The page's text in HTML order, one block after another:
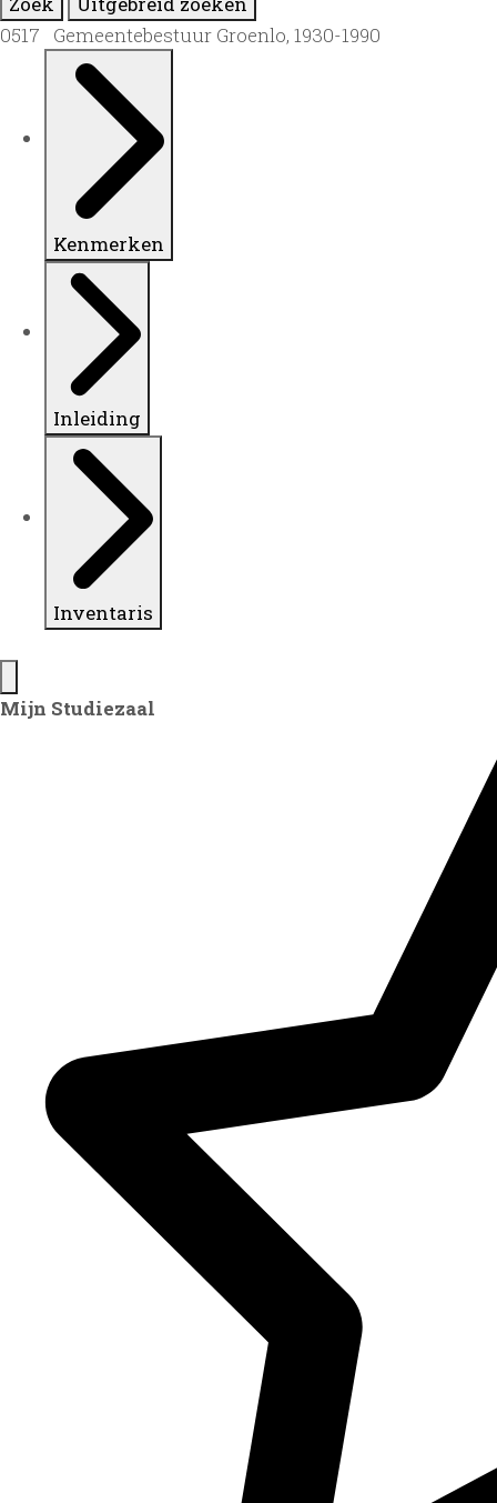
0517 Gemeentebestuur Groenlo, 1930-1990
Kenmerken
Inleiding
Inventaris
Mijn Studiezaal